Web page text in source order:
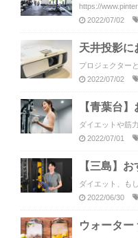
https://
2022/07/02
天井投影に
プロジェクター
2022/07/02
【青葉台
ダイエットや筋
2022/07/01
【三島】
ダイエット、も
2022/06/30
ウォーター